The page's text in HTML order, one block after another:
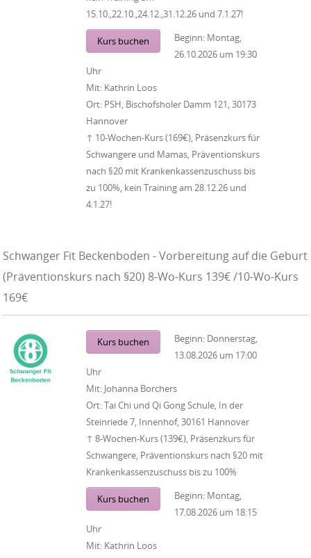
15.10.,22.10.,24.12.,31.12.26 und 7.1.27!
Kurs buchen Beginn: Montag,
26.10.2026 um 19:30
Uhr
Mit: Kathrin Loos
Ort: PSH, Bischofsholer Damm 121, 30173
Hannover
↑ 10-Wochen-Kurs (169€), Präsenzkurs für
Schwangere und Mamas, Präventionskurs
nach §20 mit Krankenkassenzuschuss bis
zu 100%, kein Training am 28.12.26 und
4.1.27!
Schwanger Fit Beckenboden - Vorbereitung auf die Geburt
(Präventionskurs nach §20) 8-Wo-Kurs 139€ /10-Wo-Kurs
169€
Kurs buchen Beginn: Donnerstag,
13.08.2026 um 17:00
Uhr
Mit: Johanna Borchers
Ort:Tai Chi und Qi Gong Schule, In der
Steinriede 7, Innenhof, 30161 Hannover
↑ 8-Wochen-Kurs (139€), Präsenzkurs für
Schwangere, Präventionskurs nach §20 mit
Krankenkassenzuschuss bis zu 100%
Kurs buchen Beginn: Montag,
17.08.2026 um 18:15
Uhr
Mit: Kathrin Loos